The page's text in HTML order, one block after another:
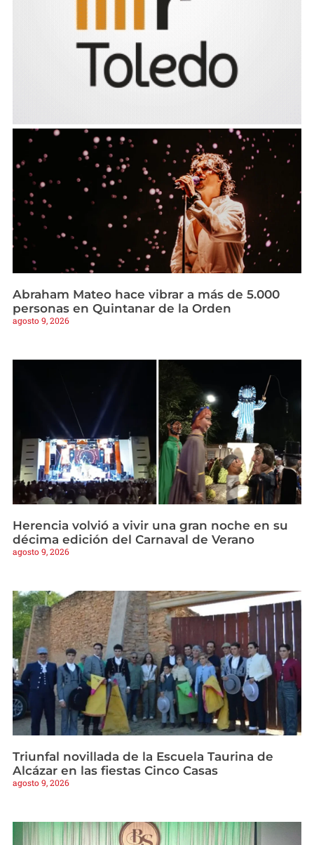
Abraham Mateo hace vibrar a más de 5.000
personas en Quintanar de la Orden
agosto 9, 2026
Herencia volvió a vivir una gran noche en su
décima edición del Carnaval de Verano
agosto 9, 2026
Triunfal novillada de la Escuela Taurina de
Alcázar en las fiestas Cinco Casas
agosto 9, 2026